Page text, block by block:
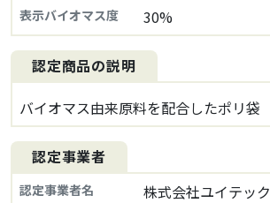
表示バイオマス度 30%
認定商品の説明
バイオマス由来原料を配合したポリ袋
認定事業者
認定事業者名 株式会社ユイテック